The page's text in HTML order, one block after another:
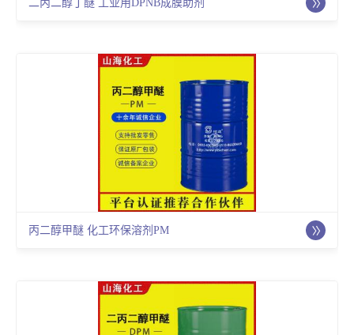
二丙二醇丁醚 工业用DPNB成膜助剂
丙二醇甲醚 化工环保溶剂PM